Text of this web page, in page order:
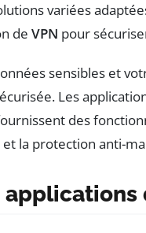
variées
de VPN pour
sensibles et
Les
des
et la protection anti-